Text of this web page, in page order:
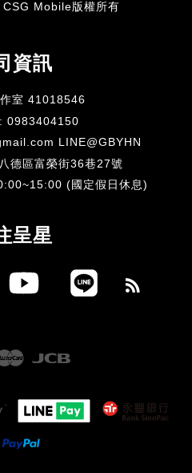
Mobile版權所有
資訊
室 41018546
0983404150
LINE@GBYHN
德區富榮街36巷27號
(國定假日休息)
呈星
YouTube
Master